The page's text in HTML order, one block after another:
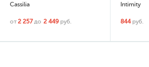
Cassilia
от2 257 до 2 449 руб.
Intimity
844 руб.